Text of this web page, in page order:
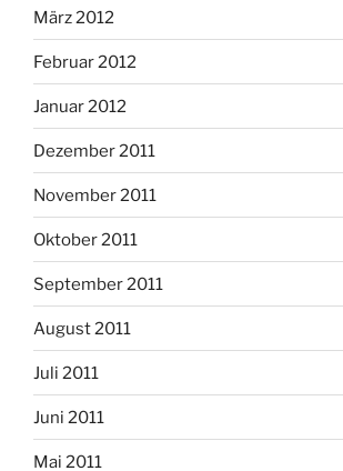
März 2012
Februar 2012
Januar 2012
Dezember 2011
November 2011
Oktober 2011
September 2011
August 2011
Juli 2011
Juni 2011
Mai 2011